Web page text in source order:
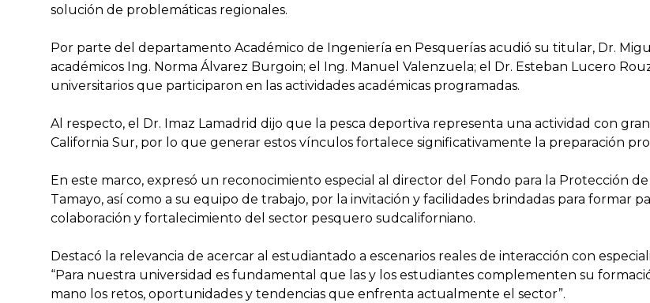
solución de problemáticas regionales.
Por parte del departamento Académico de Ingeniería en Pesquerías acudió su titular, Dr.
académicos Ing. Norma Álvarez Burgoin; el Ing. Manuel Valenzuela; el Dr. Esteban Lucero
universitarios que participaron en las actividades académicas programadas.
Al respecto, el Dr. Imaz Lamadrid dijo que la pesca deportiva representa una actividad con
California Sur, por lo que generar estos vínculos fortalece significativamente la preparación
En este marco, expresó un reconocimiento especial al director del Fondo para la Protección
Tamayo, así como a su equipo de trabajo, por la invitación y facilidades brindadas para formar
colaboración y fortalecimiento del sector pesquero sudcaliforniano.
Destacó la relevancia de acercar al estudiantado a escenarios reales de interacción con
“Para nuestra universidad es fundamental que las y los estudiantes complementen su
mano los retos, oportunidades y tendencias que enfrenta actualmente el sector”.